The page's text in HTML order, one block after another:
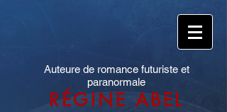
Auteure de romance futuriste et
paranormale
RÉGINE ABEL